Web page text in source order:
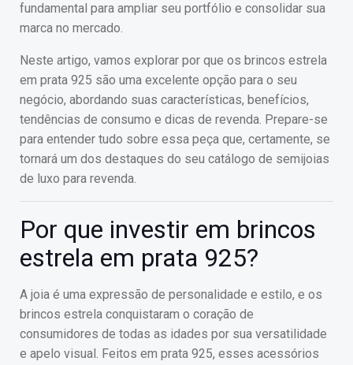
fundamental para ampliar seu portfólio e consolidar sua
marca no mercado.
Neste artigo, vamos explorar por que os brincos estrela
em prata 925 são uma excelente opção para o seu
negócio, abordando suas características, benefícios,
tendências de consumo e dicas de revenda. Prepare-se
para entender tudo sobre essa peça que, certamente, se
tornará um dos destaques do seu catálogo de semijoias
de luxo para revenda.
Por que investir em brincos
estrela em prata 925?
A joia é uma expressão de personalidade e estilo, e os
brincos estrela conquistaram o coração de
consumidores de todas as idades por sua versatilidade
e apelo visual. Feitos em prata 925, esses acessórios